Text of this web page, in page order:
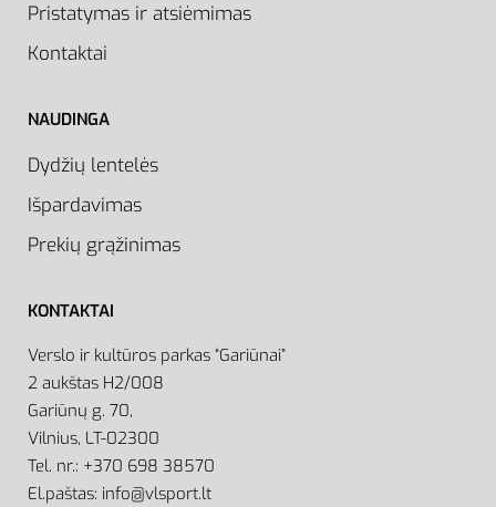
Pristatymas ir atsiėmimas
Kontaktai
NAUDINGA
Dydžių lentelės
Išpardavimas
Prekių grąžinimas
KONTAKTAI
Verslo ir kultūros parkas “Gariūnai”
2 aukštas H2/008
Gariūnų g. 70,
Vilnius, LT-02300
Tel. nr.: +370 698 38570
El.paštas: info@vlsport.lt